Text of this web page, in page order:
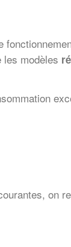
modèles
on